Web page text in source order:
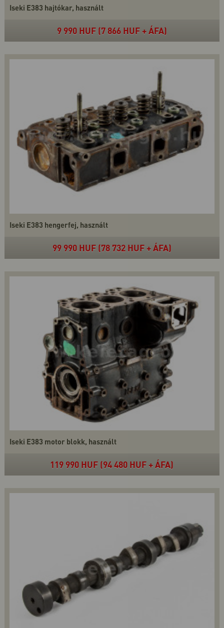
Iseki E383 hajtókar, használt
9 990 HUF (7 866 HUF + ÁFA)
Iseki E383 hengerfej, használt
99 990 HUF (78 732 HUF + ÁFA)
Iseki E383 motor blokk, használt
119 990 HUF (94 480 HUF + ÁFA)